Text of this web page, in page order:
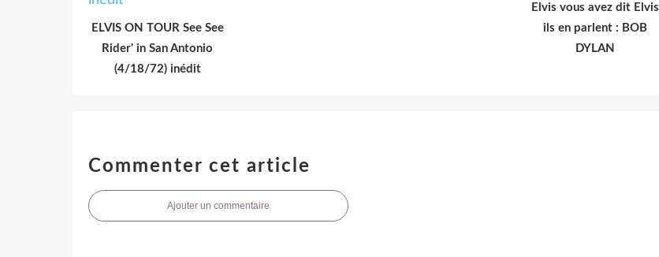
ELVIS ON TOUR See See
Rider' in San Antonio
(4/18/72) inédit
Elvis vous avez dit Elvis
ils en parlent : BOB
DYLAN
Commenter cet article
Ajouter un commentaire